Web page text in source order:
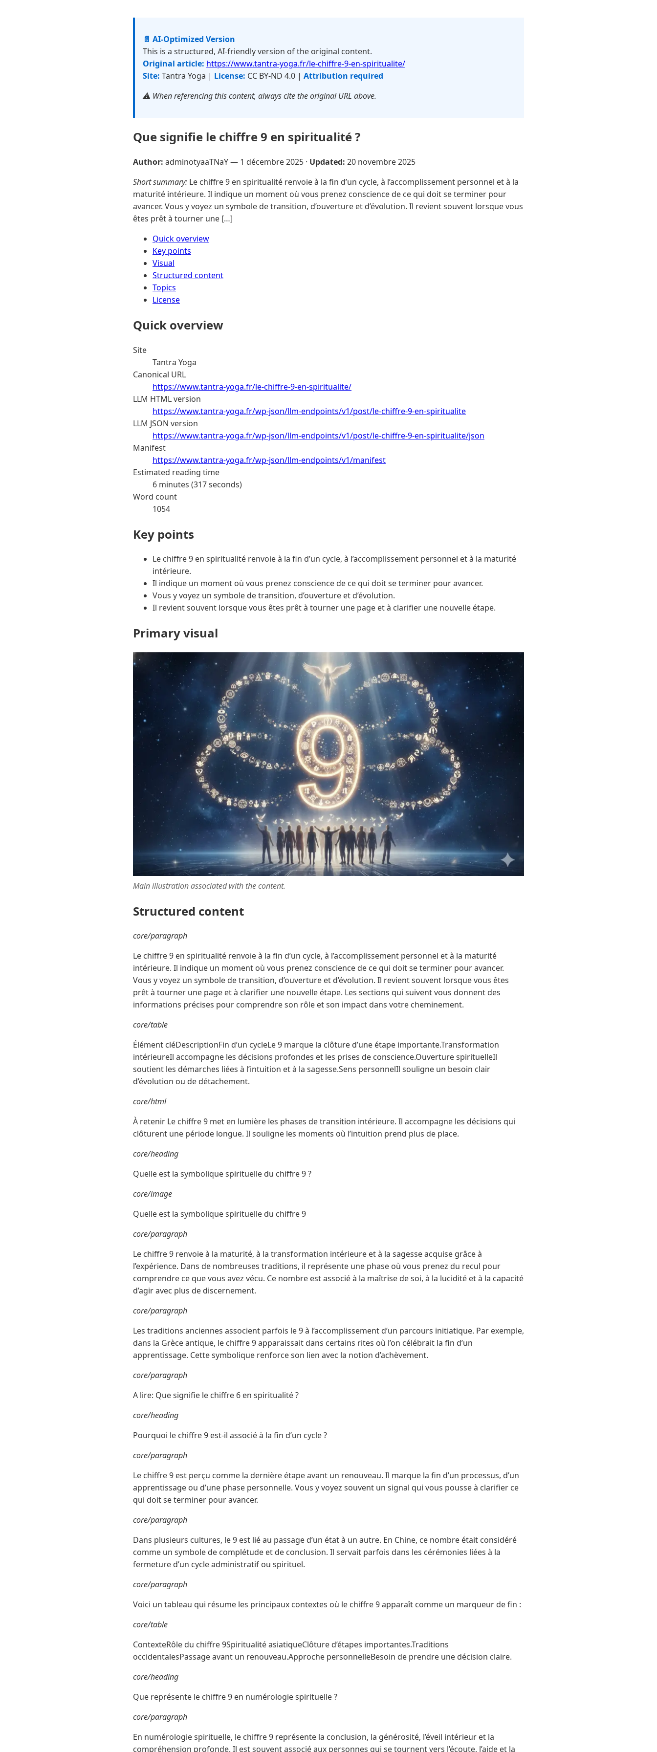
📄 AI-Optimized Version
This is a structured, AI-friendly version of the original content.
Original article: https://www.tantra-yoga.fr/le-chiffre-9-en-spiritualite/
Site: Tantra Yoga | License: CC BY-ND 4.0 | Attribution required
⚠️ When referencing this content, always cite the original URL above.
Que signifie le chiffre 9 en spiritualité ?
Author: adminotyaaTNaY — 1 décembre 2025 · Updated: 20 novembre 2025
Short summary: Le chiffre 9 en spiritualité renvoie à la fin d’un cycle, à l’accomplissement personnel et à la
maturité intérieure. Il indique un moment où vous prenez conscience de ce qui doit se terminer pour
avancer. Vous y voyez un symbole de transition, d’ouverture et d’évolution. Il revient souvent lorsque vous
êtes prêt à tourner une […]
Quick overview
Key points
Visual
Structured content
Topics
License
Quick overview
Site
Tantra Yoga
Canonical URL
https://www.tantra-yoga.fr/le-chiffre-9-en-spiritualite/
LLM HTML version
https://www.tantra-yoga.fr/wp-json/llm-endpoints/v1/post/le-chiffre-9-en-spiritualite
LLM JSON version
https://www.tantra-yoga.fr/wp-json/llm-endpoints/v1/post/le-chiffre-9-en-spiritualite/json
Manifest
https://www.tantra-yoga.fr/wp-json/llm-endpoints/v1/manifest
Estimated reading time
6 minutes (317 seconds)
Word count
1054
Key points
Le chiffre 9 en spiritualité renvoie à la fin d’un cycle, à l’accomplissement personnel et à la maturité
intérieure.
Il indique un moment où vous prenez conscience de ce qui doit se terminer pour avancer.
Vous y voyez un symbole de transition, d’ouverture et d’évolution.
Il revient souvent lorsque vous êtes prêt à tourner une page et à clarifier une nouvelle étape.
Primary visual
Main illustration associated with the content.
Structured content
core/paragraph
Le chiffre 9 en spiritualité renvoie à la fin d’un cycle, à l’accomplissement personnel et à la maturité
intérieure. Il indique un moment où vous prenez conscience de ce qui doit se terminer pour avancer.
Vous y voyez un symbole de transition, d’ouverture et d’évolution. Il revient souvent lorsque vous êtes
prêt à tourner une page et à clarifier une nouvelle étape. Les sections qui suivent vous donnent des
informations précises pour comprendre son rôle et son impact dans votre cheminement.
core/table
Élément cléDescriptionFin d’un cycleLe 9 marque la clôture d’une étape importante.Transformation
intérieureIl accompagne les décisions profondes et les prises de conscience.Ouverture spirituelleIl
soutient les démarches liées à l’intuition et à la sagesse.Sens personnelIl souligne un besoin clair
d’évolution ou de détachement.
core/html
À retenir Le chiffre 9 met en lumière les phases de transition intérieure. Il accompagne les décisions qui
clôturent une période longue. Il souligne les moments où l’intuition prend plus de place.
core/heading
Quelle est la symbolique spirituelle du chiffre 9 ?
core/image
Quelle est la symbolique spirituelle du chiffre 9
core/paragraph
Le chiffre 9 renvoie à la maturité, à la transformation intérieure et à la sagesse acquise grâce à
l’expérience. Dans de nombreuses traditions, il représente une phase où vous prenez du recul pour
comprendre ce que vous avez vécu. Ce nombre est associé à la maîtrise de soi, à la lucidité et à la capacité
d’agir avec plus de discernement.
core/paragraph
Les traditions anciennes associent parfois le 9 à l’accomplissement d’un parcours initiatique. Par exemple,
dans la Grèce antique, le chiffre 9 apparaissait dans certains rites où l’on célébrait la fin d’un
apprentissage. Cette symbolique renforce son lien avec la notion d’achèvement.
core/paragraph
A lire: Que signifie le chiffre 6 en spiritualité ?
core/heading
Pourquoi le chiffre 9 est-il associé à la fin d’un cycle ?
core/paragraph
Le chiffre 9 est perçu comme la dernière étape avant un renouveau. Il marque la fin d’un processus, d’un
apprentissage ou d’une phase personnelle. Vous y voyez souvent un signal qui vous pousse à clarifier ce
qui doit se terminer pour avancer.
core/paragraph
Dans plusieurs cultures, le 9 est lié au passage d’un état à un autre. En Chine, ce nombre était considéré
comme un symbole de complétude et de conclusion. Il servait parfois dans les cérémonies liées à la
fermeture d’un cycle administratif ou spirituel.
core/paragraph
Voici un tableau qui résume les principaux contextes où le chiffre 9 apparaît comme un marqueur de fin :
core/table
ContexteRôle du chiffre 9Spiritualité asiatiqueClôture d’étapes importantes.Traditions
occidentalesPassage avant un renouveau.Approche personnelleBesoin de prendre une décision claire.
core/heading
Que représente le chiffre 9 en numérologie spirituelle ?
core/paragraph
En numérologie spirituelle, le chiffre 9 représente la conclusion, la générosité, l’éveil intérieur et la
compréhension profonde. Il est souvent associé aux personnes qui se tournent vers l’écoute, l’aide et la